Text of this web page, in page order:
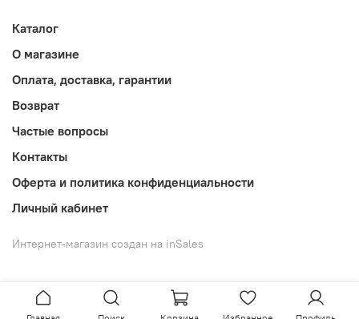
Каталог
О магазине
Оплата, доставка, гарантии
Возврат
Частые вопросы
Контакты
Оферта и политика конфиденциальности
Личный кабинет
Интернет-магазин создан на inSales